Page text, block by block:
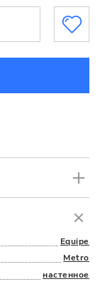
Equipe
Metro
настенное